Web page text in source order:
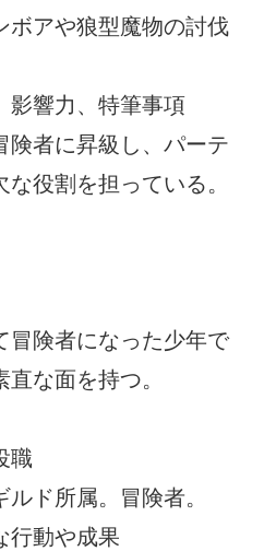
ボアや狼型魔物の討伐
影響力、特筆事項
者に昇級し、パーテ
役割を担っている。
冒険者になった少年で
な面を持つ。
職
ド所属。冒険者。
行動や成果